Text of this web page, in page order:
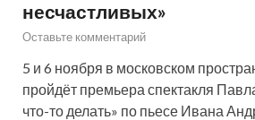
несчастливых»
Оставьте комментарий
5 и 6 ноября в московском
пройдёт премьера спектакля
что-то делать» по пьесе Ивана